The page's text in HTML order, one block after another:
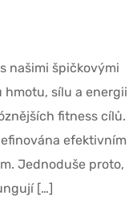
našimi špičkovými
hmotu, sílu a energii
fitness cílů.
efektivním
Jednoduše proto,
[…]